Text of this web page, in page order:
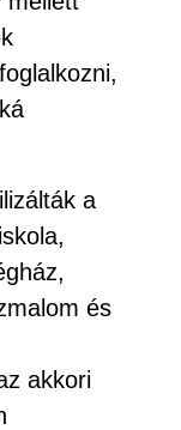
a
és
akkori